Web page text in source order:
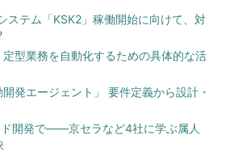
ステム「KSK2」稼働開始に向けて、対
定型業務を自動化するための具体的な活
発エージェント」 要件定義から設計・
開発で――京セラなど4社に学ぶ属人